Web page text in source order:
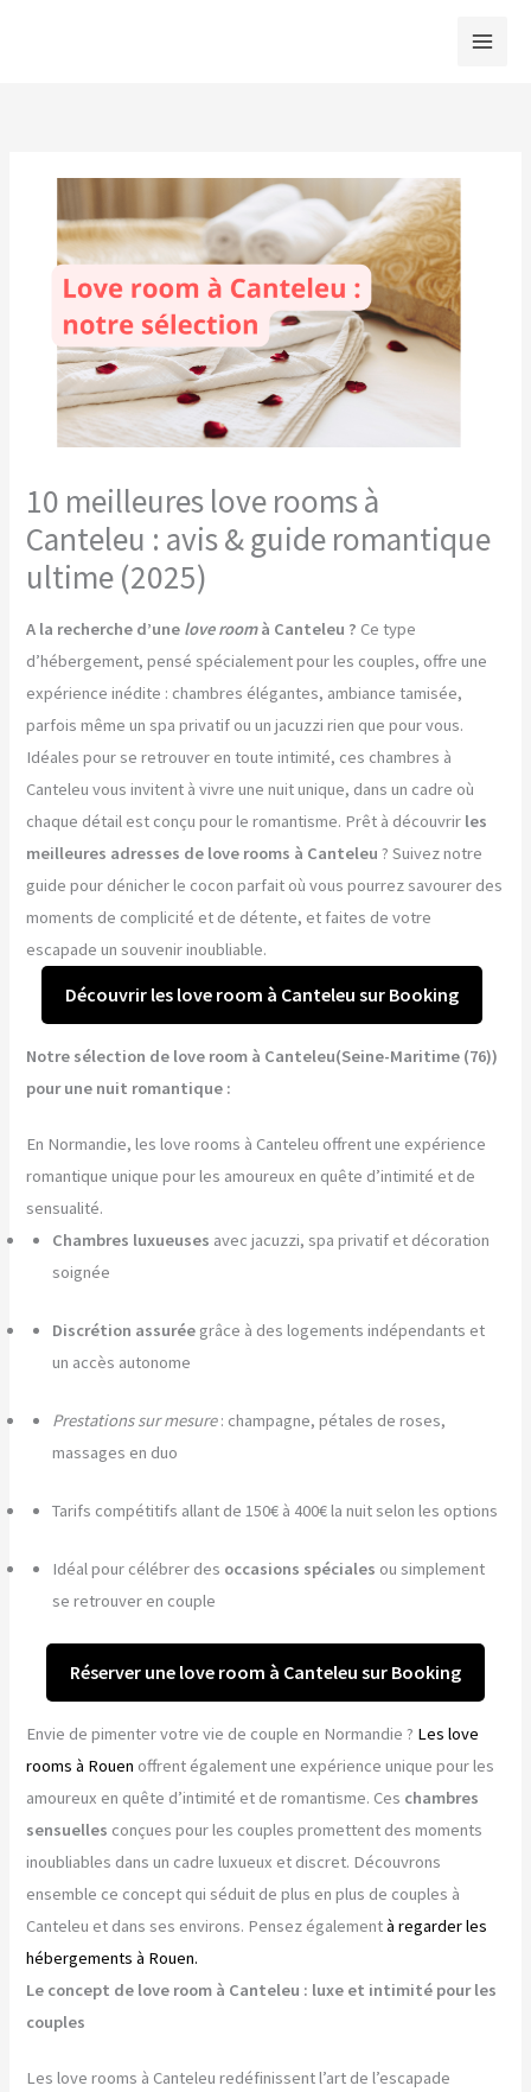
10 meilleures love rooms à
Canteleu : avis & guide romantique
ultime (2025)
A la recherche d’une love roomà Canteleu ? Ce type
d’hébergement, pensé spécialement pour les couples, offre une
expérience inédite : chambres élégantes, ambiance tamisée,
parfois même un spa privatif ou un jacuzzi rien que pour vous.
Idéales pour se retrouver en toute intimité, ces chambres à
Canteleu vous invitent à vivre une nuit unique, dans un cadre où
chaque détail est conçu pour le romantisme. Prêt à découvrir les
meilleures adresses de love rooms à Canteleu ? Suivez notre
guide pour dénicher le cocon parfait où vous pourrez savourer des
moments de complicité et de détente, et faites de votre
escapade un souvenir inoubliable.
Découvrir les love room à Canteleu sur Booking
Notre sélection de love room à Canteleu(Seine-Maritime (76))
pour une nuit romantique :
En Normandie, les love rooms à Canteleu offrent une expérience
romantique unique pour les amoureux en quête d’intimité et de
sensualité.
Chambres luxueuses avec jacuzzi, spa privatif et décoration
soignée
Discrétion assurée grâce à des logements indépendants et
un accès autonome
Prestations sur mesure: champagne, pétales de roses,
massages en duo
Tarifs compétitifs allant de 150€ à 400€ la nuit selon les options
Idéal pour célébrer des occasions spéciales ou simplement
se retrouver en couple
Réserver une love room à Canteleu sur Booking
Envie de pimenter votre vie de couple en Normandie ? Les love
rooms à Rouen offrent également une expérience unique pour les
amoureux en quête d’intimité et de romantisme. Ces chambres
sensuelles conçues pour les couples promettent des moments
inoubliables dans un cadre luxueux et discret. Découvrons
ensemble ce concept qui séduit de plus en plus de couples à
Canteleu et dans ses environs. Pensez égalementà regarder les
hébergements à Rouen.
Le concept de love room à Canteleu : luxe et intimité pour les
couples
Les love rooms à Canteleu redéfinissent l’art de l’escapade